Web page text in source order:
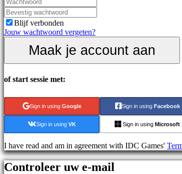
Puzzle
games
Fighting
games
Gemeenschap
In-
game
evenementen
Nieuws
Handleidingen
Forums
IDC
Blijf verbonden
Jouw wachtwoord vergeten?
Maak je account aan
of start sessie met:
Sign in using Google Sign in using Facebook
Sign in using VK Sign in using Microsoft
I have read and am in agreement with IDC Games'
Controleer uw e-mail